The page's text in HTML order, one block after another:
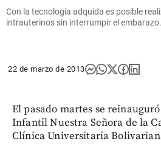
Con la tecnología adquida es posible
intrauterinos sin interrumpir el embarazo.
22 de marzo de 2013
El pasado martes se
Infantil Nuestra Señora de la
Clínica Universitaria